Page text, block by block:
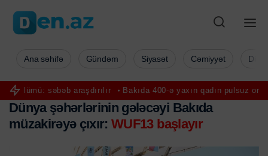
araşdırılır Bakıda 400-ə yaxın qadın pulsuz onkoloji
Ana səhifə Gündəm Siyasət Cəmiyyət
Dünya şəhərlərinin gələcəyi Bakıda
müzakirəyə çıxır:WUF13 başlayır